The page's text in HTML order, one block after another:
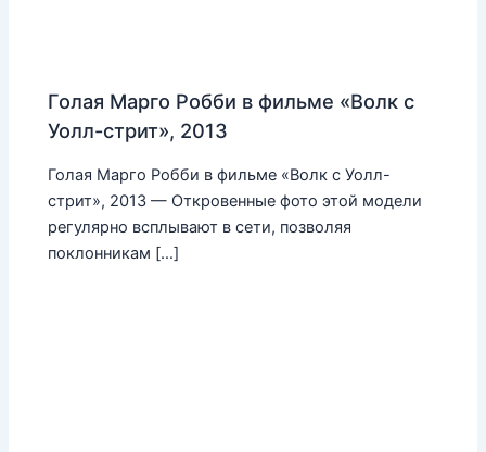
Голая Марго Робби в фильме «Волк с
Уолл-стрит», 2013
Голая Марго Робби в фильме «Волк с Уолл-
стрит», 2013 — Откровенные фото этой модели
регулярно всплывают в сети, позволяя
поклонникам […]